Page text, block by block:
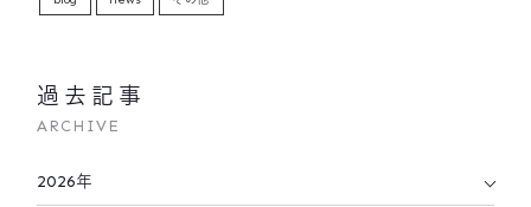
過去記事
ARCHIVE
2026年